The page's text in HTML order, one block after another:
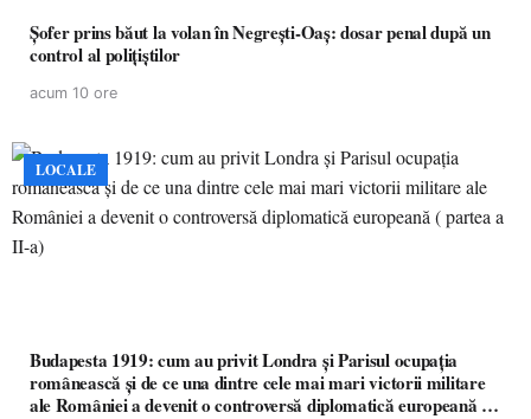
Șofer prins băut la volan în Negrești-Oaș: dosar penal după un
control al polițiștilor
acum 10 ore
LOCALE
Budapesta 1919: cum au privit Londra și Parisul ocupația
românească și de ce una dintre cele mai mari victorii militare
ale României a devenit o controversă diplomatică europeană (